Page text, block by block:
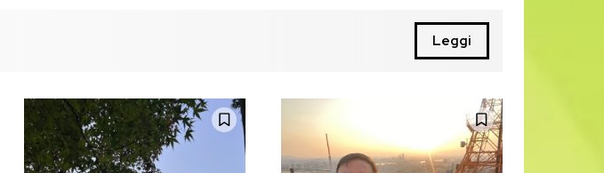
, è una delleScuole riconosciute dall’Ordine dei Giornalisti
professionisti.
agli allievi di svolgere5 mesi nelle maggiori testate nazionali.
Leggi